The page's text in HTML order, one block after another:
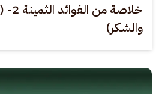
خلاصة
والشكر)
الصورة